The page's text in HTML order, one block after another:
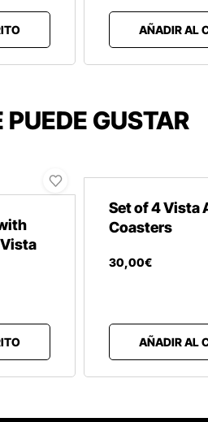
AÑADIR AL
GUSTAR
Set of 4 Vista
Coasters
30,00€
AÑADIR AL